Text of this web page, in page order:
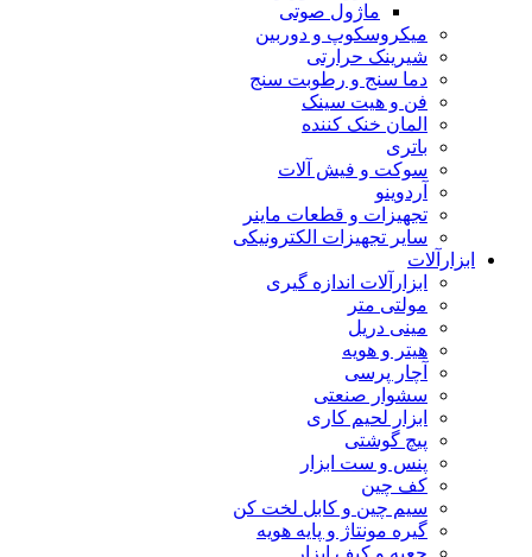
ماژول صوتی
میکروسکوپ و دوربین
شیرینک حرارتی
دما سنج و رطوبت سنج
فن و هیت سینک
المان خنک کننده
باتری
سوکت و فیش آلات
آردوینو
تجهیزات و قطعات ماینر
سایر تجهیزات الکترونیکی
ابزارآلات
ابزارآلات اندازه گیری
مولتی متر
مینی دریل
هیتر و هویه
آچار پرسی
سشوار صنعتی
ابزار لحیم کاری
پیچ گوشتی
پنس و ست ابزار
کف چین
سیم چین و کابل لخت کن
گیره مونتاژ و پایه هویه
جعبه و کیف ابزار